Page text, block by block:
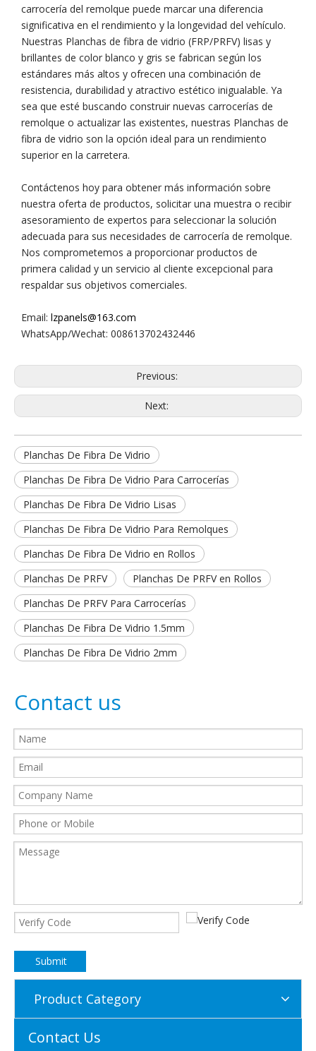
carrocería del remolque puede marcar una diferencia
significativa en el rendimiento y la longevidad del vehículo.
Nuestras Planchas de fibra de vidrio (FRP/PRFV) lisas y
brillantes de color blanco y gris se fabrican según los
estándares más altos y ofrecen una combinación de
resistencia, durabilidad y atractivo estético inigualable. Ya
sea que esté buscando construir nuevas carrocerías de
remolque o actualizar las existentes, nuestras Planchas de
fibra de vidrio son la opción ideal para un rendimiento
superior en la carretera.
Contáctenos hoy para obtener más información sobre
nuestra oferta de productos, solicitar una muestra o recibir
asesoramiento de expertos para seleccionar la solución
adecuada para sus necesidades de carrocería de remolque.
Nos comprometemos a proporcionar productos de
primera calidad y un servicio al cliente excepcional para
respaldar sus objetivos comerciales.
Email: lzpanels@163.com
WhatsApp/Wechat: 008613702432446
Previous:
Next:
​Planchas De Fibra De Vidrio
​Planchas De Fibra De Vidrio Para Carrocerías
​Planchas De Fibra De Vidrio Lisas
​Planchas De Fibra De Vidrio Para Remolques
​Planchas De Fibra De Vidrio en Rollos
​Planchas De PRFV
​Planchas De PRFV en Rollos
​Planchas De PRFV Para Carrocerías
​Planchas De Fibra De Vidrio 1.5mm
​Planchas De Fibra De Vidrio 2mm
Contact us
Submit
Product Category
Contact Us